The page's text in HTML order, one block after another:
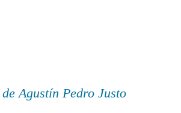
Agustín Pedro Justo